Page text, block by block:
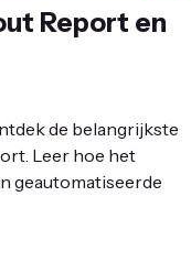
Report en
de belangrijkste
Leer hoe het
geautomatiseerde